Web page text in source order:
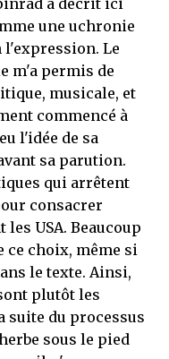
a décrit ici
une uchronie
l'expression. Le
m'a permis de
musicale, et
commencé à
l'idée de sa
sa parution.
qui arrêtent
consacrer
USA. Beaucoup
ce choix, même si
le texte. Ainsi,
plutôt les
suite du processus
sous le pied